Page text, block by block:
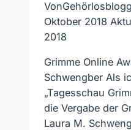
Von
Oktober 2018
2018
Grimme Online
Schwengber Als
„Tagesschau
die Vergabe der
Laura M.